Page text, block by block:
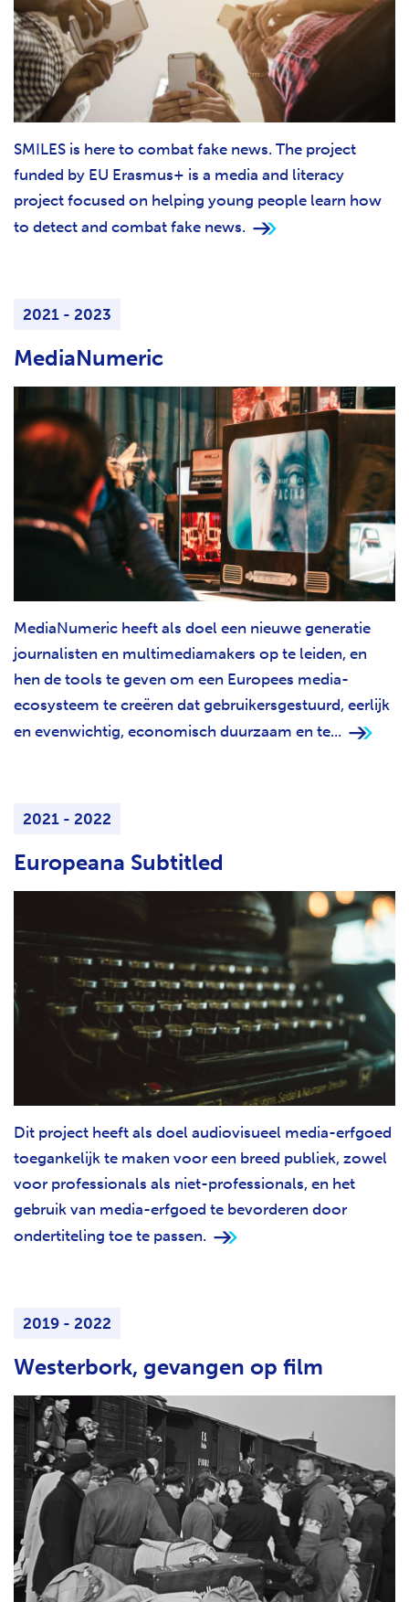
SMILES is here to combat fake news. The project
funded by EU Erasmus+ is a media and literacy
project focused on helping young people learn how
to detect and combat fake news.
2021 - 2023
MediaNumeric
MediaNumeric heeft als doel een nieuwe generatie
journalisten en multimediamakers op te leiden, en
hen de tools te geven om een ​​Europees media-
ecosysteem te creëren dat gebruikersgestuurd, eerlijk
en evenwichtig, economisch duurzaam en te...
2021 - 2022
Europeana Subtitled
Dit project heeft als doel audiovisueel media-erfgoed
toegankelijk te maken voor een breed publiek, zowel
voor professionals als niet-professionals, en het
gebruik van media-erfgoed te bevorderen door
ondertiteling toe te passen.
2019 - 2022
Westerbork, gevangen op film